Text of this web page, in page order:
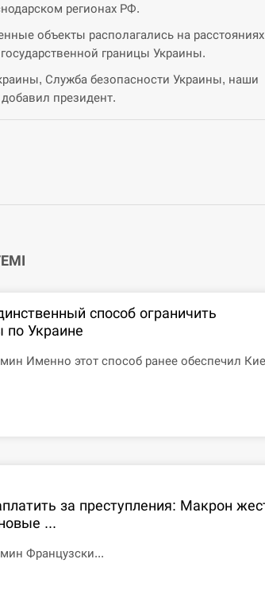
регионах РФ.
объекты располагались на расстояниях
границы Украины.
Служба безопасности Украины, наши
президент.
способ ограничить
по Украине
мин Именно этот способ ранее обеспечил
за преступления: Макрон
...
Французски...